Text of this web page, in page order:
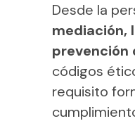
Desde la
mediación,
prevención
códigos
requisito